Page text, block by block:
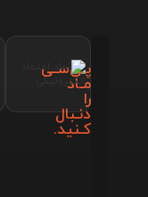
پـی‌سـی
مـاد
را
دنـبال
کـنید.